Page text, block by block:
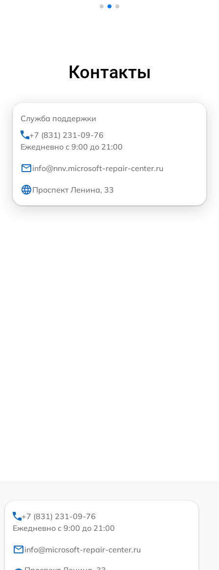
Контакты
Служба поддержки
+7 (831) 231-09-76
Ежедневно с 9:00 до 21:00
info@nnv.microsoft-repair-center.ru
Проспект Ленина, 33
+7 (831) 231-09-76
Ежедневно с 9:00 до 21:00
info@microsoft-repair-center.ru